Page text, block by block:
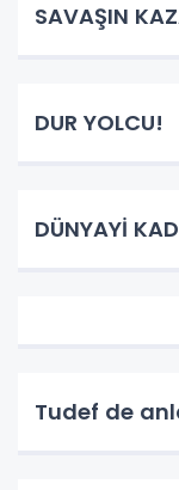
SAVAŞIN
DUR YOLCU!
DÜNYAYİ
Tudef de